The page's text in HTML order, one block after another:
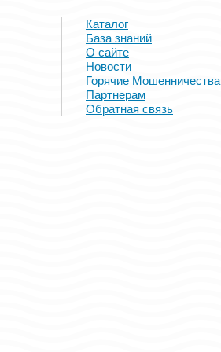
Каталог
База знаний
О сайте
Новости
Горячие Мошенничества
Партнерам
Обратная связь